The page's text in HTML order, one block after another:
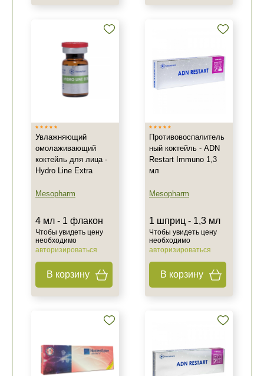
Увлажняющий
омолаживающий
коктейль для лица -
Hydro Line Extra
Mesopharm
4 мл - 1 флакон
Чтобы увидеть цену
необходимо
авторизироваться
В корзину
Противовоспалитель
ный коктейль - ADN
Restart Immuno 1,3
мл
Mesopharm
1 шприц - 1,3 мл
Чтобы увидеть цену
необходимо
авторизироваться
В корзину